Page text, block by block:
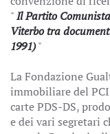
"Il Partito
Viterbo tra
1991)"
La Fondazione
immobiliare del PCI
carte PDS-DS,
e dei vari segretari